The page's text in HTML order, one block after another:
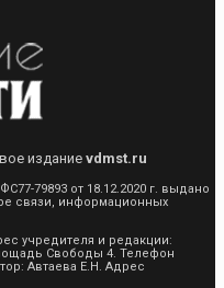
издание vdmst.ru
79893 от 18.12.2020 г. выдано
связи, информационных
учредителя и редакции:
Свободы 4. Телефон
Автаева Е.Н. Адрес